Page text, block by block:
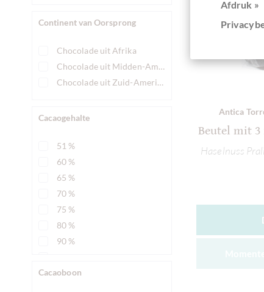
Continent van Oorsprong
Chocolade uit Afrika
Chocolade uit Midden-Amerika
Chocolade uit Zuid-Amerika
Cacaogehalte
51 %
60 %
65 %
70 %
75 %
80 %
90 %
99 %
Cacaoboon
Antica
Beutel mit
Haselnuss
Afdruk »